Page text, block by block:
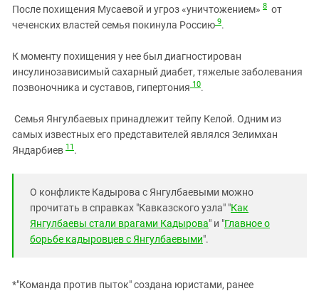
После похищения Мусаевой и угроз «уничтожением» 8 от
чеченских властей семья покинула Россию 9.
К моменту похищения у нее был диагностирован
инсулинозависимый сахарный диабет, тяжелые заболевания
позвоночника и суставов, гипертония 10.
Семья Янгулбаевых принадлежит тейпу Келой. Одним из
самых известных его представителей являлся Зелимхан
Яндарбиев 11 .
О конфликте Кадырова с Янгулбаевыми можно
прочитать в справках "Кавказского узла" "Как
Янгулбаевы стали врагами Кадырова" и "Главное о
борьбе кадыровцев с Янгулбаевыми".
*"Команда против пыток" создана юристами, ранее